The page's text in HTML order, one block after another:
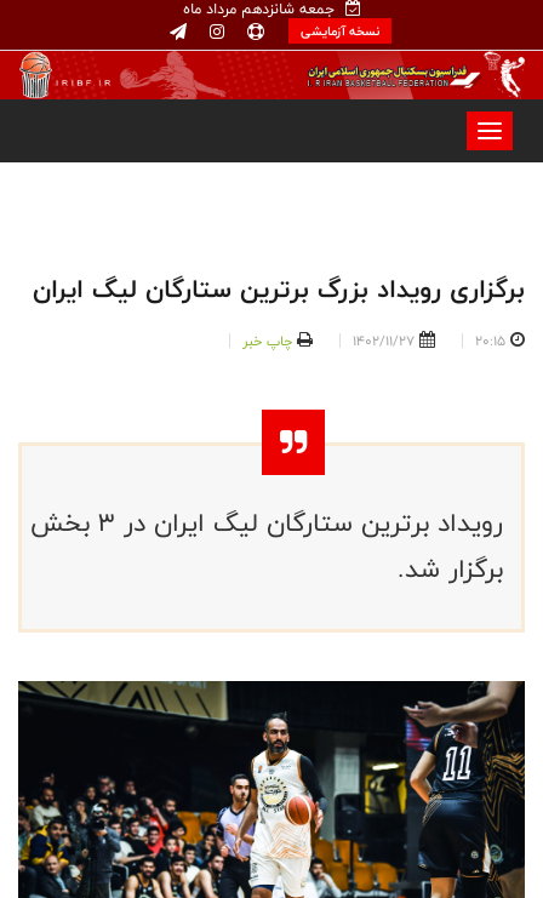
جمعه شانزدهم مرداد ماه
نسخه آزمایشی
برگزاری رویداد بزرگ برترین ستارگان لیگ ایران
20:15
1402/11/27 چاپ خبر
رویداد برترین ستارگان لیگ ایران در ۳ بخش
برگزار شد.